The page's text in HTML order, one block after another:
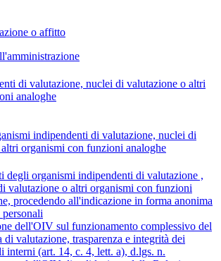
o affitto
di valutazione, nuclei di valutazione o altri
analoghe
indipendenti di valutazione, nuclei di
organismi con funzioni analoghe
degli organismi indipendenti di valutazione ,
valutazione o altri organismi con funzioni
procedendo all'indicazione in forma anonima
dell'OIV sul funzionamento complessivo del
di valutazione, trasparenza e integrità dei
interni (art. 14, c. 4, lett. a), d.lgs. n.